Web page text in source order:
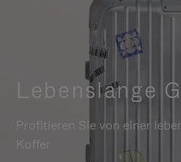
Lebenslange
Profitieren Sie von einer
Koffer